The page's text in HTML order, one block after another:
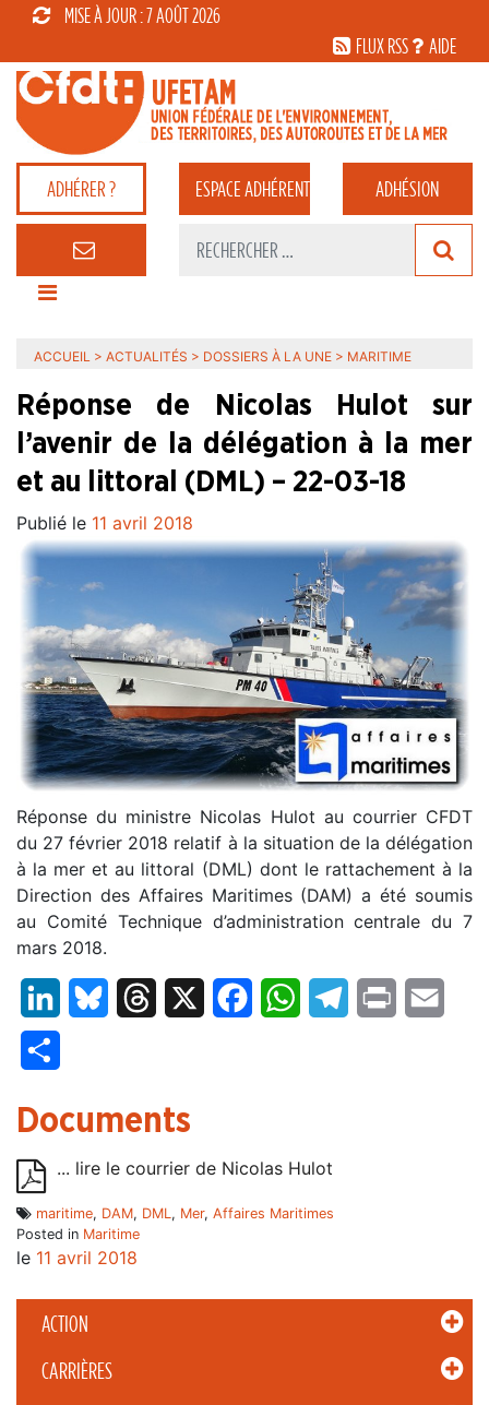
MISE À JOUR : 7 AOÛT 2026
FLUX RSS
AIDE
ADHÉRER ? ESPACEADHÉRENT ADHÉSION
ACTION
CARRIÈRES
ACCUEIL > ACTUALITÉS > DOSSIERS À LA UNE > MARITIME
Réponse de Nicolas Hulot sur
l’avenir de la délégation à la mer
et au littoral (DML) – 22-03-18
Publié le 11 avril 2018
Réponse du ministre Nicolas Hulot au courrier CFDT
du 27 février 2018 relatif à la situation de la délégation
à la mer et au littoral (DML) dont le rattachement à la
Direction des Affaires Maritimes (DAM) a été soumis
au Comité Technique d’administration centrale du 7
mars 2018.
LinkedInBluesky Threads FacebookWhatsAppTelegram
Print
Documents
... lire le courrier de Nicolas Hulot
maritime, DAM, DML , Mer, Affaires Maritimes
Posted in Maritime
le 11 avril 2018